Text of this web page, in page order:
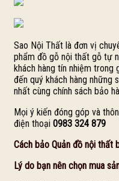
Sao Nội Thất là đơn vị
phẩm đồ gỗ nội thất gỗ tự
khách hàng tín nhiệm trong
đến quý khách hàng
nhất cùng chính sách bảo
Mọi ý kiến đóng góp và
điện thoại 0983 324 879
Cách bảo Quản đồ nội thất
Lý do bạn nên chọn mua